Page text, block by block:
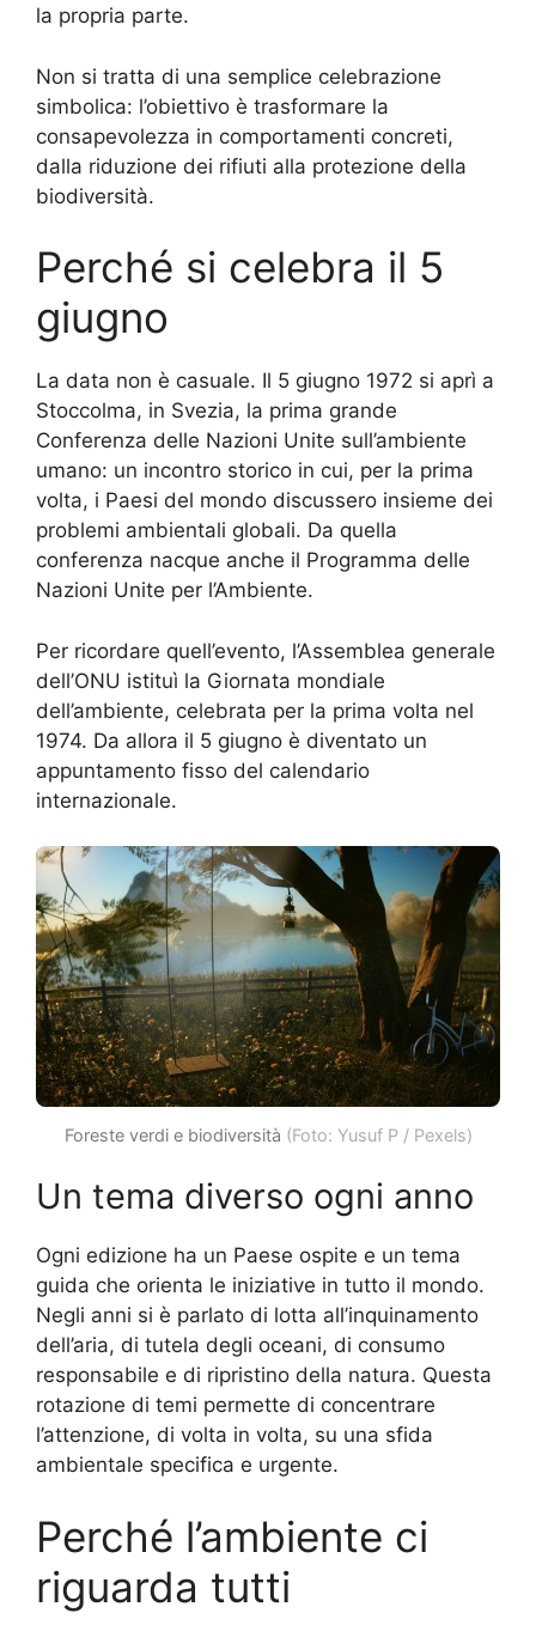
la propria parte.
Non si tratta di una semplice celebrazione
simbolica: l’obiettivo è trasformare la
consapevolezza in comportamenti concreti,
dalla riduzione dei rifiuti alla protezione della
biodiversità.
Perché si celebra il 5
giugno
La data non è casuale. Il 5 giugno 1972 si aprì a
Stoccolma, in Svezia, la prima grande
Conferenza delle Nazioni Unite sull’ambiente
umano: un incontro storico in cui, per la prima
volta, i Paesi del mondo discussero insieme dei
problemi ambientali globali. Da quella
conferenza nacque anche il Programma delle
Nazioni Unite per l’Ambiente.
Per ricordare quell’evento, l’Assemblea generale
dell’ONU istituì la Giornata mondiale
dell’ambiente, celebrata per la prima volta nel
1974. Da allora il 5 giugno è diventato un
appuntamento fisso del calendario
internazionale.
Foreste verdi e biodiversità (Foto: Yusuf P / Pexels)
Un tema diverso ogni anno
Ogni edizione ha un Paese ospite e un tema
guida che orienta le iniziative in tutto il mondo.
Negli anni si è parlato di lotta all’inquinamento
dell’aria, di tutela degli oceani, di consumo
responsabile e di ripristino della natura. Questa
rotazione di temi permette di concentrare
l’attenzione, di volta in volta, su una sfida
ambientale specifica e urgente.
Perché l’ambiente ci
riguarda tutti